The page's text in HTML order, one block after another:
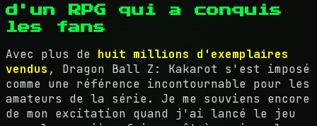
d'un RPG qui a conquis
les fans
Avec plus de huit millions d'exemplaires
vendus , Dragon Ball Z: Kakarot s'est imposé
comme une référence incontournable pour les
amateurs de la série. Je me souviens encore
de mon excitation quand j'ai lancé le jeu